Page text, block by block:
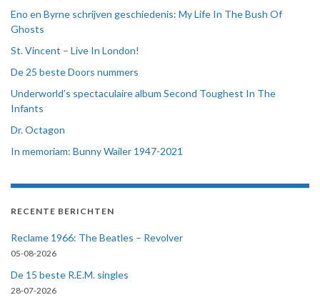
Eno en Byrne schrijven geschiedenis: My Life In The Bush Of
Ghosts
St. Vincent – Live In London!
De 25 beste Doors nummers
Underworld’s spectaculaire album Second Toughest In The
Infants
Dr. Octagon
In memoriam: Bunny Wailer 1947-2021
RECENTE BERICHTEN
Reclame 1966: The Beatles – Revolver
05-08-2026
De 15 beste R.E.M. singles
28-07-2026